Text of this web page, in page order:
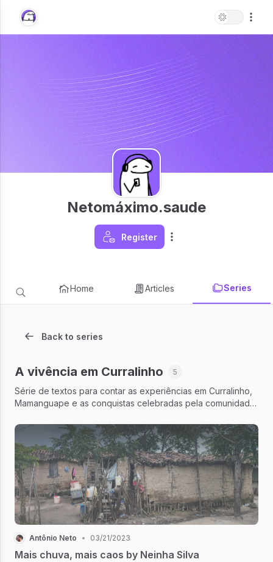
Netomáximo.saude
Register
Home Articles Series
Back to series
A vivência em Curralinho 5
Série de textos para contar as experiências em Curralinho,
Mamanguape e as conquistas celebradas pela comunidade
Antônio Neto • 03/21/2023
Mais chuva, mais caos by Neinha Silva